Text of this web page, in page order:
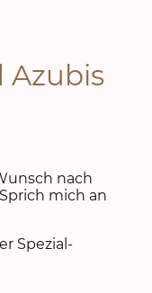
Azubis
nach
mich an
Spezial-